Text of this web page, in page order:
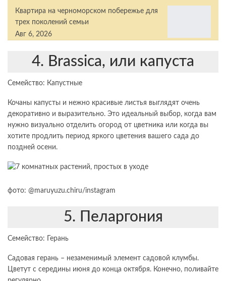
Квартира на черноморском побережье для
трех поколений семьи
Авг 6, 2026
4. Brassica, или капуста
Семейство: Капустные
Кочаны капусты и нежно красивые листья выглядят очень
декоративно и выразительно. Это идеальный выбор, когда вам
нужно визуально отделить огород от цветника или когда вы
хотите продлить период яркого цветения вашего сада до
поздней осени.
фото: @maruyuzu.chiru/instagram
5. Пеларгония
Семейство: Герань
Садовая герань – незаменимый элемент садовой клумбы.
Цветут с середины июня до конца октября. Конечно, поливайте